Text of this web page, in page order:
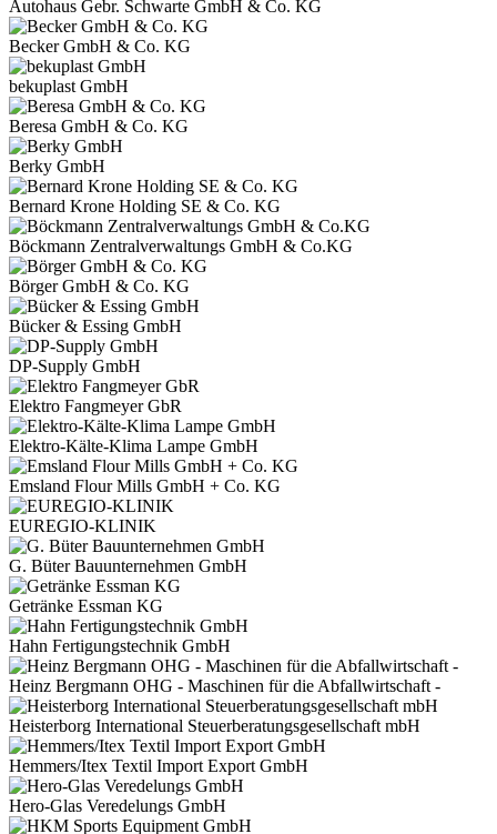
Autohaus Gebr. Schwarte GmbH & Co. KG
Becker GmbH & Co. KG
bekuplast GmbH
Beresa GmbH & Co. KG
Berky GmbH
Bernard Krone Holding SE & Co. KG
Böckmann Zentralverwaltungs GmbH & Co.KG
Börger GmbH & Co. KG
Bücker & Essing GmbH
DP-Supply GmbH
Elektro Fangmeyer GbR
Elektro-Kälte-Klima Lampe GmbH
Emsland Flour Mills GmbH + Co. KG
EUREGIO-KLINIK
G. Büter Bauunternehmen GmbH
Getränke Essman KG
Hahn Fertigungstechnik GmbH
Heinz Bergmann OHG - Maschinen für die Abfallwirtschaft -
Heisterborg International Steuerberatungsgesellschaft mbH
Hemmers/Itex Textil Import Export GmbH
Hero-Glas Veredelungs GmbH